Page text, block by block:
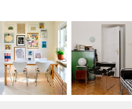
Sofas
Sessel
Loungesessel